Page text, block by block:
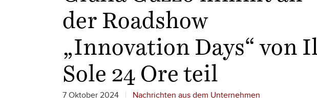
der Roadshow
„Innovation Days“ von Il
Sole 24 Ore teil
7 Oktober 2024 Nachrichten aus dem Unternehmen